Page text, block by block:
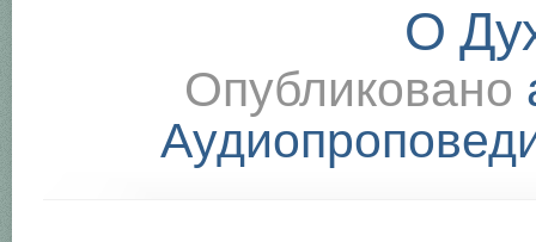
О
Опубликовано